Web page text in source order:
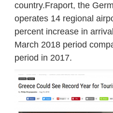
country.Fraport, the
operates 14 regional
percent increase in
March 2018 period
period in 2017.